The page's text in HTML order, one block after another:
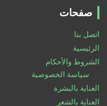
r
صفحات
اتصل بنا
الرئيسية
الشروط والأحكام
سياسة الخصوصية
العناية بالبشرة
العناية بالشعر